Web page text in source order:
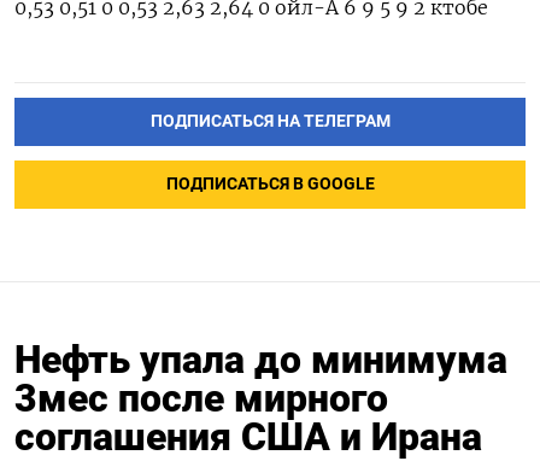
ПОДПИСАТЬСЯ НА ТЕЛЕГРАМ
ПОДПИСАТЬСЯ В GOOGLE
Нефть упала до минимума
3мес после мирного
соглашения США и Ирана